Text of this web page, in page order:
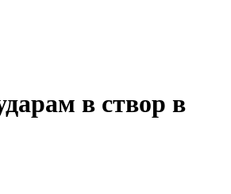
в створ в